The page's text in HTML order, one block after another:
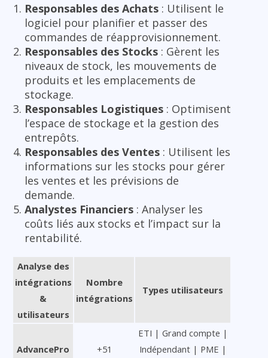
Responsables des Achats : Utilisent le
logiciel pour planifier et passer des
commandes de réapprovisionnement.
Responsables des Stocks : Gèrent les
niveaux de stock, les mouvements de
produits et les emplacements de
stockage.
Responsables Logistiques : Optimisent
l’espace de stockage et la gestion des
entrepôts.
Responsables des Ventes : Utilisent les
informations sur les stocks pour gérer
les ventes et les prévisions de
demande.
Analystes Financiers : Analyser les
coûts liés aux stocks et l’impact sur la
rentabilité.
Analyse des
intégrations
&
utilisateurs
Nombre
intégrations
Types utilisateurs
AdvancePro +51
ETI | Grand compte |
Indépendant | PME |